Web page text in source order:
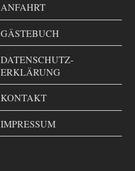
ANFAHRT
GÄSTEBUCH
DATENSCHUTZ-
ERKLÄRUNG
KONTAKT
IMPRESSUM